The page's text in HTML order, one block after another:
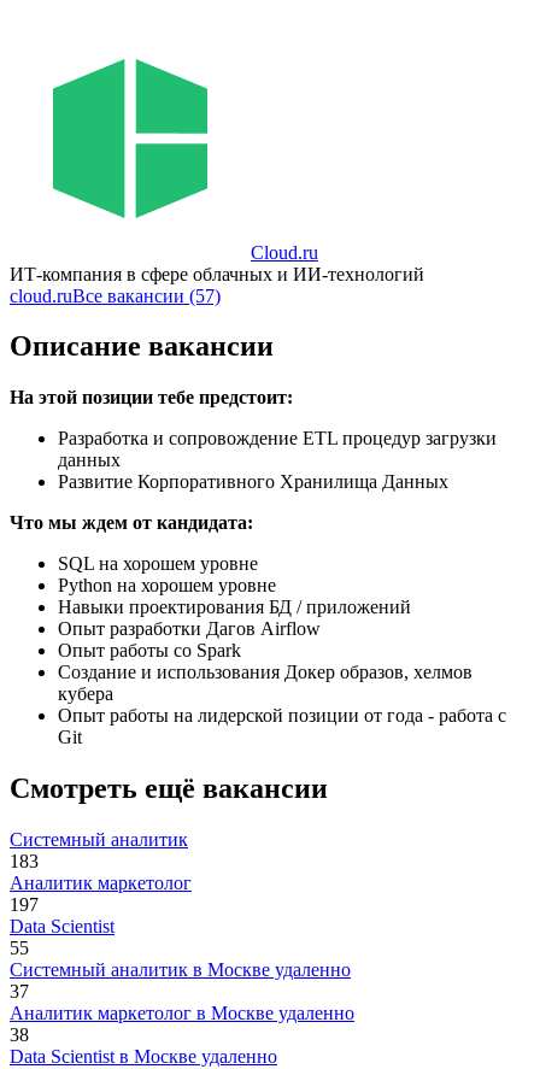
Cloud.ru
ИТ-компания в сфере облачных и ИИ-технологий
cloud.ruВсе вакансии (57)
Описание вакансии
На этой позиции тебе предстоит:
Разработка и сопровождение ETL процедур загрузки
данных
Развитие Корпоративного Хранилища Данных
Что мы ждем от кандидата:
SQL на хорошем уровне
Python на хорошем уровне
Навыки проектирования БД / приложений
Опыт разработки Дагов Airflow
Опыт работы со Spark
Создание и использования Докер образов, хелмов
кубера
Опыт работы на лидерской позиции от года - работа с
Git
Смотреть ещё вакансии
Системный аналитик
183
Аналитик маркетолог
197
Data Scientist
55
Системный аналитик в Москве удаленно
37
Аналитик маркетолог в Москве удаленно
38
Data Scientist в Москве удаленно